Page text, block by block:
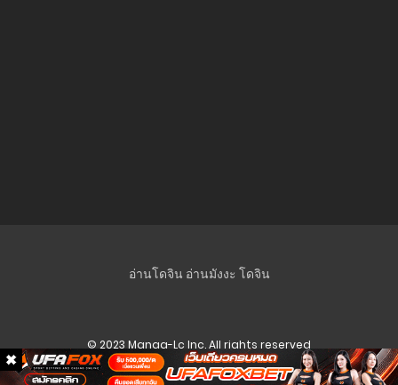
อ่านโดจิน อ่านมังงะ โดจิน
© 2023 Manga-Lc Inc. All rights reserved